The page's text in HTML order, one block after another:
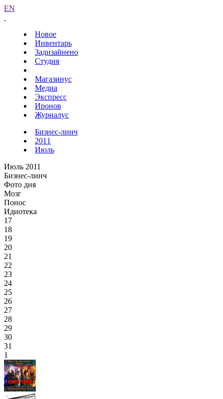
EN
Новое
Инвентарь
Задизайнено
Студия
Магазинус
Медиа
Экспресс
Иронов
Журналус
Бизнес-линч
2011
Июль
Июль 2011
Бизнес-линч
Фото дня
Мозг
Понос
Идиотека
17
18
19
20
21
22
23
24
25
26
27
28
29
30
31
1